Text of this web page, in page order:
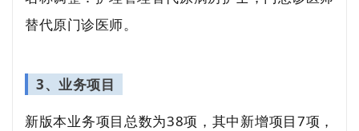
替代原门诊医师。
3、业务项目
新版本业务项目总数为38项，其中新增项目7项，